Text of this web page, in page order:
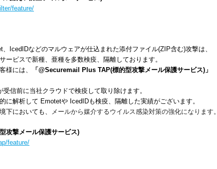
feature/
などのマルウェアが仕込まれた添付ファイル(ZIP含む)攻撃は、
スで新種、亜種を多数検疫、隔離しております。
には、
「@Securemail Plus TAP(標的型攻撃メール保護サービス)」
前に当社クラウドで検疫して取り除けます。
析して Emotetや IcedIDも検疫、隔離した実績がございます。
においても、
メールから媒介するウイルス感染対策の強化になります。
撃メール保護サービス)
feature/